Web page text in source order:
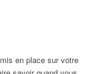
en place sur votre